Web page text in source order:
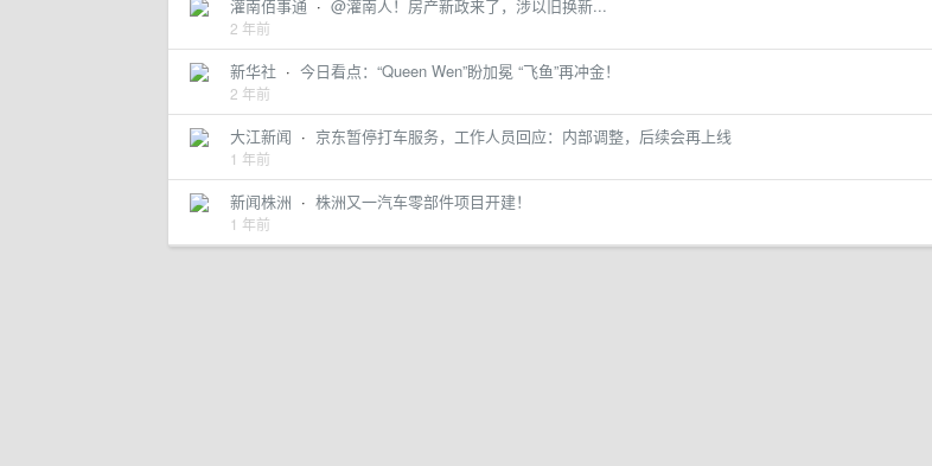
灌南佰事通 · @灌南人！房产新政来了，涉以旧换新...
2 年前
新华社 · 今日看点：“Queen Wen”盼加冕 “飞鱼”再冲金！
2 年前
大江新闻 · 京东暂停打车服务，工作人员回应：内部调整，后续会再上线
1 年前
新闻株洲 · 株洲又一汽车零部件项目开建！
1 年前